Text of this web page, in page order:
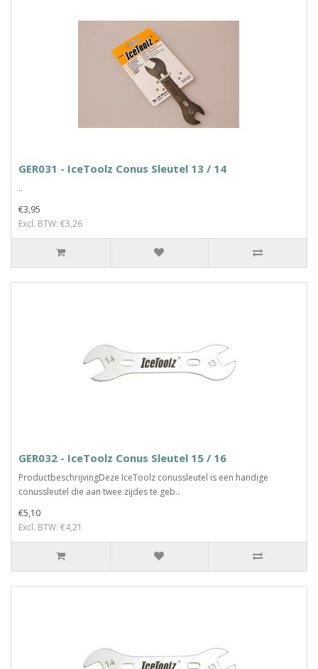
GER031 - IceToolz Conus Sleutel 13 / 14
..
€3,95
Excl. BTW: €3,26
GER032 - IceToolz Conus Sleutel 15 / 16
ProductbeschrijvingDeze IceToolz conussleutel is een handige
conussleutel die aan twee zijdes te geb..
€5,10
Excl. BTW: €4,21